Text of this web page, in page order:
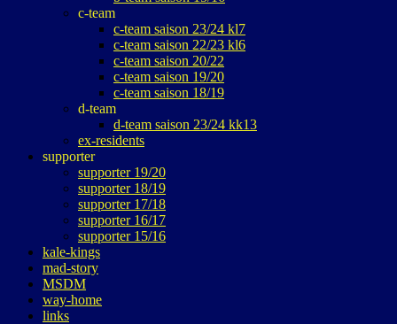
c-team
c-team saison 23/24 kl7
c-team saison 22/23 kl6
c-team saison 20/22
c-team saison 19/20
c-team saison 18/19
d-team
d-team saison 23/24 kk13
ex-residents
supporter
supporter 19/20
supporter 18/19
supporter 17/18
supporter 16/17
supporter 15/16
kale-kings
mad-story
MSDM
way-home
links